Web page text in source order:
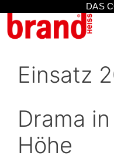
DAS
Einsatz
Drama
Höhe